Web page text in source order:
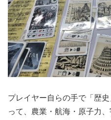
プレイヤー自らの手で「歴
って、農業・航海・原子力